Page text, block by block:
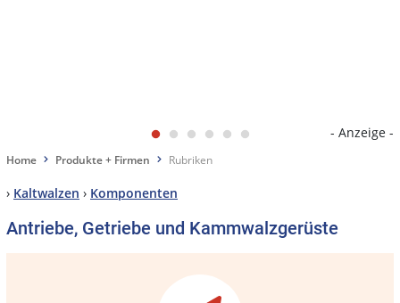
- Anzeige -
Home Produkte + Firmen Rubriken
› Kaltwalzen › Komponenten
Antriebe, Getriebe und Kammwalzgerüste